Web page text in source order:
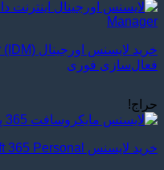
فعال‌سازی فوری
حراج!
خرید لایسنس Microsoft 365 Personal اورجینال (۱ نفره)